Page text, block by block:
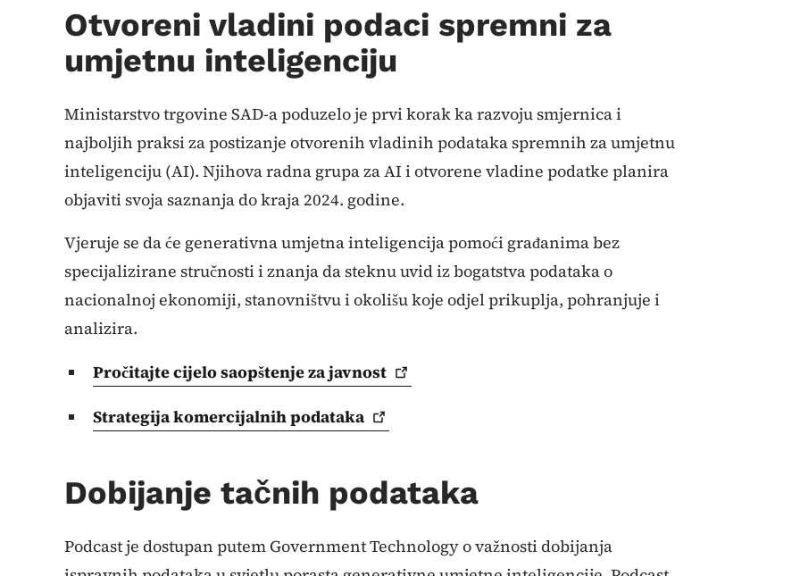
Otvoreni vladini podaci spremni za
umjetnu inteligenciju
Ministarstvo trgovine SAD-a poduzelo je prvi korak ka razvoju smjernica i
najboljih praksi za postizanje otvorenih vladinih podataka spremnih za umjetnu
inteligenciju (AI). Njihova radna grupa za AI i otvorene vladine podatke planira
objaviti svoja saznanja do kraja 2024. godine.
Vjeruje se da će generativna umjetna inteligencija pomoći građanima bez
specijalizirane stručnosti i znanja da steknu uvid iz bogatstva podataka o
nacionalnoj ekonomiji, stanovništvu i okolišu koje odjel prikuplja, pohranjuje i
analizira.
Pročitajte cijelo saopštenje zajavnost
Strategija komercijalnihpodataka
Dobijanje tačnih podataka
Podcast je dostupan putem Government Technology o važnosti dobijanja